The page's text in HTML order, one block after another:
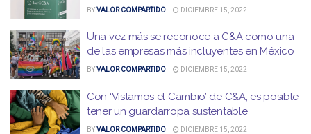
BYVALOR COMPARTIDO DICIEMBRE 15, 2022
Una vez más se reconoce a C&A como una
de las empresas más incluyentes en México
BYVALOR COMPARTIDO DICIEMBRE 15, 2022
Con ‘Vistamos el Cambio’ de C&A, es posible
tener un guardarropa sustentable
BYVALOR COMPARTIDO DICIEMBRE 15, 2022